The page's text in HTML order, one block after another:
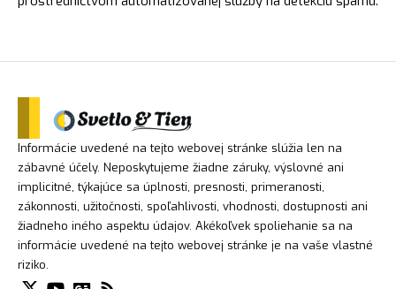
Informácie uvedené na tejto webovej stránke slúžia len na
zábavné účely. Neposkytujeme žiadne záruky, výslovné ani
implicitné, týkajúce sa úplnosti, presnosti, primeranosti,
zákonnosti, užitočnosti, spoľahlivosti, vhodnosti, dostupnosti ani
žiadneho iného aspektu údajov. Akékoľvek spoliehanie sa na
informácie uvedené na tejto webovej stránke je na vaše vlastné
riziko.